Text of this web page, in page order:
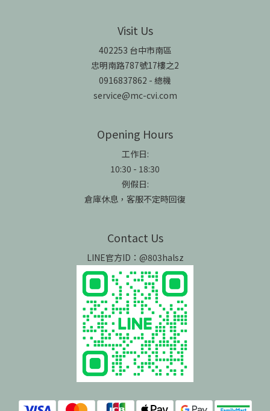
Visit Us
402253 台中市南區
忠明南路787號17樓之2
0916837862 - 總機
service@mc-cvi.com
Opening Hours
工作日:
10:30 - 18:30
例假日:
倉庫休息，客服不定時回復
Contact Us
LINE官方ID：@803halsz